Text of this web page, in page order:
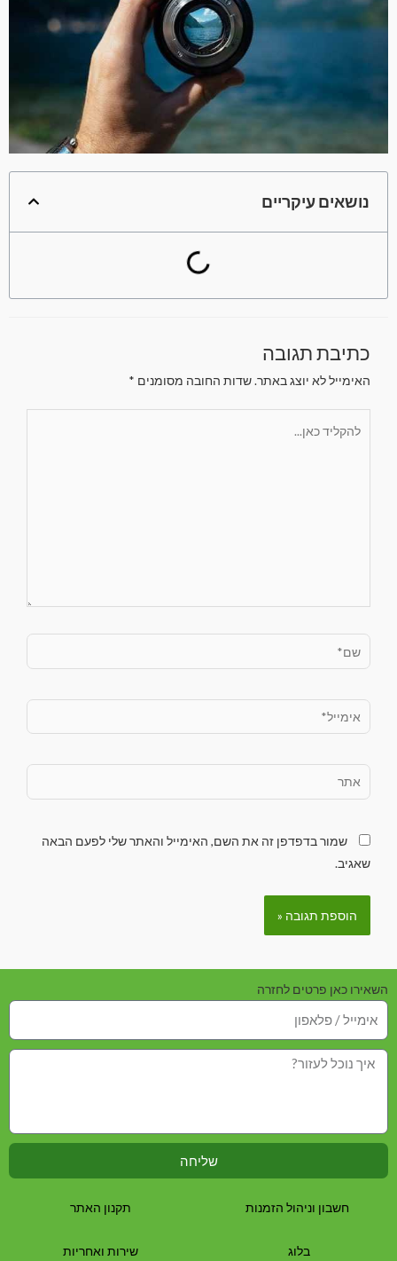
נושאים עיקריים
כתיבת תגובה
האימייל לא יוצג באתר.שדות החובה מסומנים *
שמור בדפדפן זה את השם, האימייל והאתר שלי לפעם הבאה
שאגיב.
השאירו כאן פרטים לחזרה
שליחה
חשבון וניהול הזמנות
בלוג
תקנון האתר
שירות ואחריות